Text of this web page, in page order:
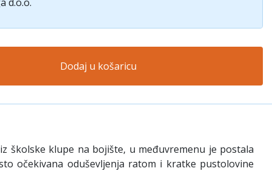
Dodaj u košaricu
školske klupe na bojište, u međuvremenu je postala
očekivana oduševljenja ratom i kratke pustolovine